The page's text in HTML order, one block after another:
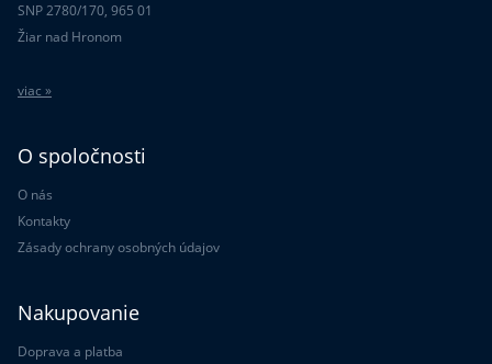
SNP 2780/170, 965 01
Žiar nad Hronom
viac »
O spoločnosti
O nás
Kontakty
Zásady ochrany osobných údajov
Nakupovanie
Doprava a platba